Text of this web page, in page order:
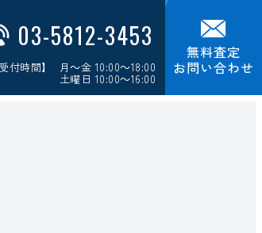
03-5812-3453
受付時間】 月～金 10:00～18:00
土曜日 10:00～16:00
無料査定
お問い合わせ